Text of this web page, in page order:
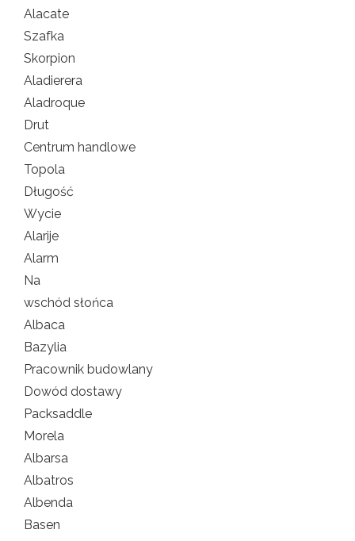
Alacate
Szafka
Skorpion
Aladierera
Aladroque
Drut
Centrum handlowe
Topola
Długość
Wycie
Alarije
Alarm
Na
wschód słońca
Albaca
Bazylia
Pracownik budowlany
Dowód dostawy
Packsaddle
Morela
Albarsa
Albatros
Albenda
Basen